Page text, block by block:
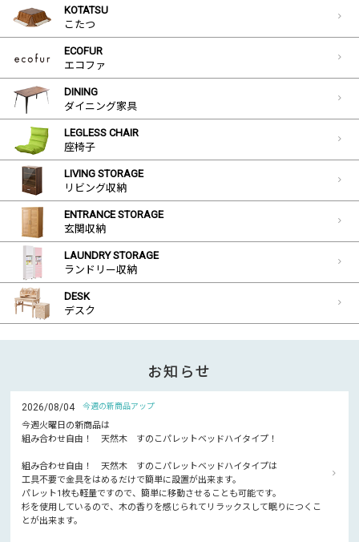
KOTATSU
こたつ
ECOFUR
エコファ
DINING
ダイニング家具
LEGLESS CHAIR
座椅子
LIVING STORAGE
リビング収納
ENTRANCE STORAGE
玄関収納
LAUNDRY STORAGE
ランドリー収納
DESK
デスク
お知らせ
2026/08/04 今週の新商品アップ
今週火曜日の新商品は
組み合わせ自由！ 天然木 すのこパレットベッドハイタイプ！
組み合わせ自由！ 天然木 すのこパレットベッドハイタイプは
工具不要で金具をはめるだけで簡単に設置が出来ます。
パレット1枚も軽量ですので、簡単に移動させることも可能です。
杉を使用しているので、木の香りを感じられてリラックスして眠りにつくこ
とが出来ます。